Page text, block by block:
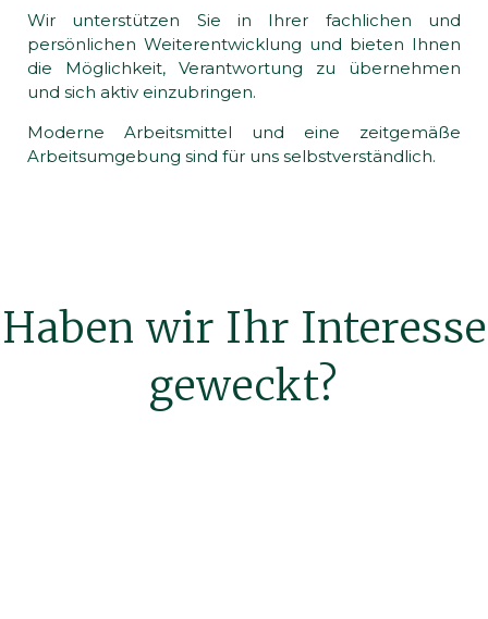
Wir unterstützen Sie in Ihrer fachlichen und
persönlichen Weiterentwicklung und bieten Ihnen
die Möglichkeit, Verantwortung zu übernehmen
und sich aktiv einzubringen.
Moderne Arbeitsmittel und eine zeitgemäße
Arbeitsumgebung sind für uns selbstverständlich.
Haben wir Ihr Interesse
geweckt?